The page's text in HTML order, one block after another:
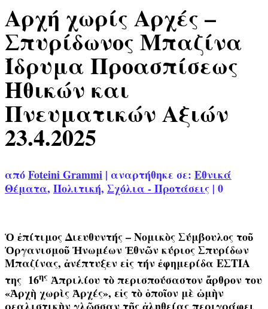
Αρχή χωρίς Αρχές –
Σπυρίδωνος Μπαζίνα
Ίδρυμα Προασπίσεως
Ηθικών και
Πνευματικών Αξιών
23.4.2025
απόFoteini Grammi | αναρτήθηκε σε: Εθνικά
Θέματα, Πολιτική, Σχόλια - Προτάσεις | 0
Ὁ ἐπίτιμος Διευθυντής – Νομικὸς Σύμβουλος τοῦ
Ὀργανισμοῦ Ἠνωμέων Ἐθνῶν κύριος Σπυρίδων
Μπαζίνας, ἀνέπτυξεν εἰς τήν ἐφημερίδα ΕΣΤΙΑ
της 16ης Ἀπριλίου τὸ περισπούσαστον ἄρθρον του
«Ἀρχὴ χωρὶς Ἀρχές», εἰς τὸ ὁποῖον μὲ ὠμὴν